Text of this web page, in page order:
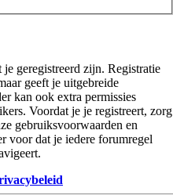
geregistreerd zijn. Registratie
geeft je uitgebreide
kan ook extra permissies
Voordat je je registreert, zorg
gebruiksvoorwaarden en
voor dat je iedere forumregel